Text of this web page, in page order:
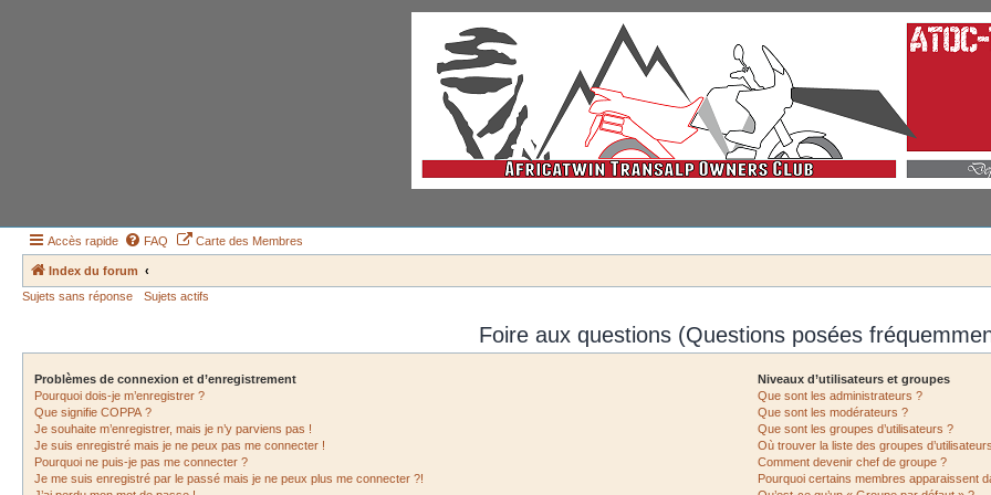
Accès rapide FAQ Carte des Membres
Index du forum
Sujets sans réponse
Sujets actifs
Foire aux questions (Questions posées
Problèmes de connexion et d’enregistrement
Pourquoi dois-je m’enregistrer ?
Que signifie COPPA ?
Je souhaite m’enregistrer, mais je n’y parviens pas !
Je suis enregistré mais je ne peux pas me connecter !
Pourquoi ne puis-je pas me connecter ?
Je me suis enregistré par le passé mais je ne peux plus me connecter ?!
Niveaux d’utilisateurs et groupes
Que sont les administrateurs ?
Que sont les modérateurs ?
Que sont les groupes d’utilisateurs ?
Où trouver la liste des groupes
Comment devenir chef de groupe ?
Pourquoi certains membres apparaissent